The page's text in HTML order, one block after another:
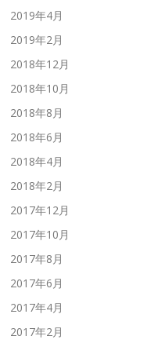
2019年4月
2019年2月
2018年12月
2018年10月
2018年8月
2018年6月
2018年4月
2018年2月
2017年12月
2017年10月
2017年8月
2017年6月
2017年4月
2017年2月